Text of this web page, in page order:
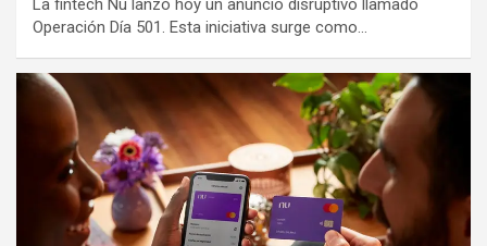
La fintech Nu lanzó hoy un anuncio disruptivo llamado
Operación Día 501. Esta iniciativa surge como…